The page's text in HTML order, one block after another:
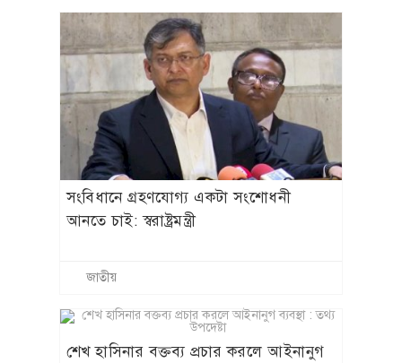
সংবিধানে গ্রহণযোগ্য একটা সংশোধনী
আনতে চাই: স্বরাষ্ট্রমন্ত্রী
জাতীয়
শেখ হাসিনার বক্তব্য প্রচার করলে আইনানুগ